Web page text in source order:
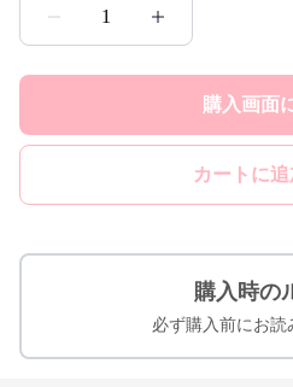
1
購入画面
カートに
購入時の
必ず購入前にお読